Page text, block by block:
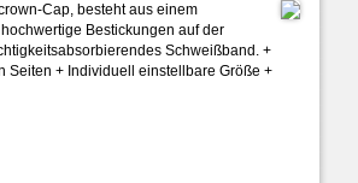
Cap, besteht aus einem
Bestickungen auf der
Schweißband. +
Seiten + Individuell einstellbare Größe +